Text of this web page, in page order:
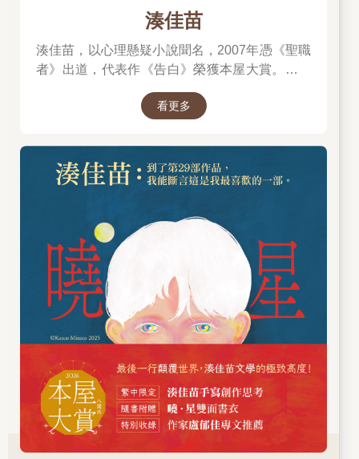
湊佳苗
湊佳苗，以心理懸疑小說聞名，2007年憑《聖職
者》出道，代表作《告白》榮獲本屋大賞。其作
性》、《夜行觀覽車》）與較溫柔療癒的「白
情感糾葛，被譽為「暗黑系女王」。
看更多